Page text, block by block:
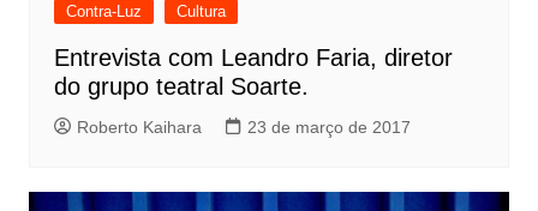
Contra-Luz Cultura
Entrevista com Leandro Faria, diretor
do grupo teatral Soarte.
Roberto Kaihara 23 de março de 2017